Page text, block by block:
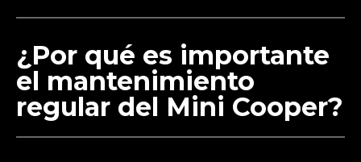
¿Por qué es importante
el mantenimiento
regular del Mini Cooper?